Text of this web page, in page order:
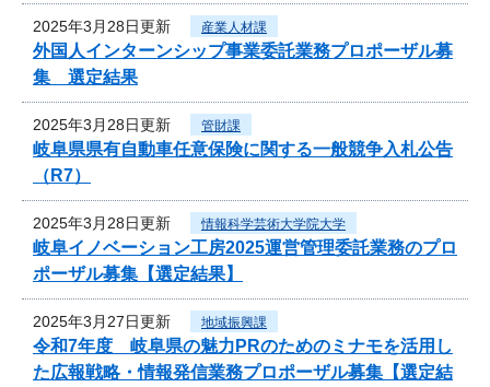
2025年3月28日更新 産業人材課
外国人インターンシップ事業委託業務プロポーザル募
集 選定結果
2025年3月28日更新 管財課
岐阜県県有自動車任意保険に関する一般競争入札公告
（R7）
2025年3月28日更新 情報科学芸術大学院大学
岐阜イノベーション工房2025運営管理委託業務のプロ
ポーザル募集【選定結果】
2025年3月27日更新 地域振興課
令和7年度 岐阜県の魅力PRのためのミナモを活用し
た広報戦略・情報発信業務プロポーザル募集【選定結